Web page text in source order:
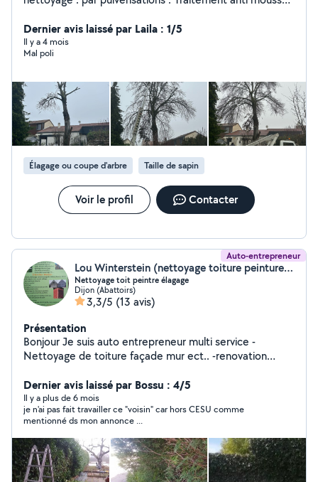
sans frais). 2 toitures: 3) façades: 4) pignons : 5)
dallage: 6) murets : À votre service aussi : Pour tout
type : (1) d'élagage (2) abattage (3) tailles d'arbres
végétaux sur demande.
Dernier avis laissé par Laila : 1/5
Il y a 4 mois
Mal poli
Élagage ou coupe d'arbre Taille de sapin
Voir le profil Contacter
Auto-entrepreneur
Lou Winterstein (nettoyage toiture peinture entretien espace vert)
Nettoyage toit peintre élagage
Dijon (Abattoirs)
3,3/5 (13 avis)
Présentation
Bonjour Je suis auto entrepreneur multi service -
Nettoyage de toiture façade mur ect.. -renovation
laqué ect.. -Peinture intérieur et extérieur façade pignon
toiture mur ect.. sur tout support -Elagage abbatage
taille de haie taille d'arbre plantation d'arbre
dessouchage de haie et d'arbre tonte de pelouse -
débarras de maison cave grenier grange nettoyage de
terrain évacuation de tout encombrants.demolition et
évacuation de mûr cabanon maison dalle et autre merci
Dernier avis laissé par Bossu : 4/5
Il y a plus de 6 mois
je n'ai pas fait travailler ce "voisin" car hors CESU comme
mentionné ds mon annonce ...